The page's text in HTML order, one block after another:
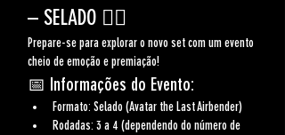
– SELADO 🧙‍♂️
Prepare-se para explorar o novo set com um evento
cheio de emoção e premiação!
📅 Informações do Evento:
Formato: Selado (Avatar the Last Airbender)
Rodadas: 3 a 4 (dependendo do número de